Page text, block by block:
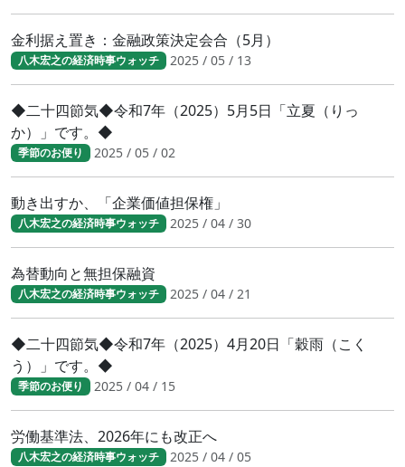
金利据え置き：金融政策決定会合（5月）
八木宏之の経済時事ウォッチ 2025 / 05 / 13
◆二十四節気◆令和7年（2025）5月5日「立夏（りっ
か）」です。◆
季節のお便り 2025 / 05 / 02
動き出すか、「企業価値担保権」
八木宏之の経済時事ウォッチ 2025 / 04 / 30
為替動向と無担保融資
八木宏之の経済時事ウォッチ 2025 / 04 / 21
◆二十四節気◆令和7年（2025）4月20日「穀雨（こく
う）」です。◆
季節のお便り 2025 / 04 / 15
労働基準法、2026年にも改正へ
八木宏之の経済時事ウォッチ 2025 / 04 / 05